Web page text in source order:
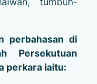
perbahasan di
Persekutuan
perkara iaitu: